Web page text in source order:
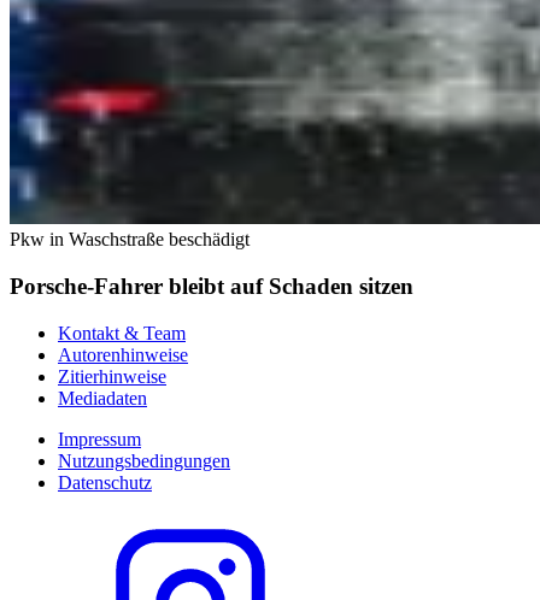
Pkw in Waschstraße beschädigt
Porsche-Fahrer bleibt auf Schaden sitzen
Kontakt & Team
Autorenhinweise
Zitierhinweise
Mediadaten
Impressum
Nutzungsbedingungen
Datenschutz